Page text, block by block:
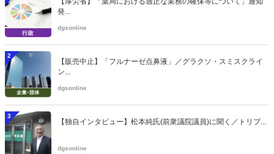
発...
dgsonline
2
【販売中止】「フルナーゼ点鼻液」／グラクソ・スミスクライ
ン...
dgsonline
3
【独自インタビュー】松本純氏(前衆議院議員)に聞く／トリプ...
dgsonline